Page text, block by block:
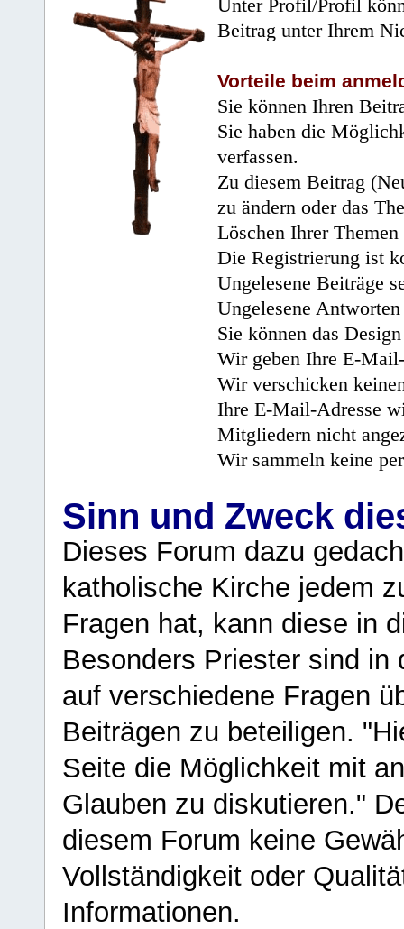
Unter Profil/Profil
Beitrag unter Ihrem
Vorteile beim
Sie können Ihren
Sie haben die
verfassen.
Zu diesem Beitrag
zu ändern oder das
Löschen Ihrer
Die Registrierung ist
Ungelesene Beiträge
Ungelesene
Sie können das
Wir geben Ihre E-
Wir verschicken
Ihre E-Mail-Adresse
Mitgliedern nicht
Wir sammeln keine
Sinn und Zweck
Dieses Forum dazu
katholische Kirche jedem
Fragen hat, kann diese in
Besonders Priester sind in
auf verschiedene Fragen
Beiträgen zu beteiligen.
Seite die Möglichkeit mit
Glauben zu diskutieren."
diesem Forum keine
Vollständigkeit oder
Informationen.